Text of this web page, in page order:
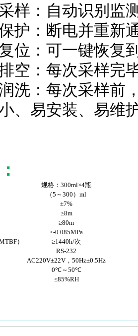
：自动识别监
：断电并重新通
：可一键恢复
：每次采样完毕
：每次采样前，
易安装、易维
：
规格：300ml×4瓶
（5～300）ml
±7%
≥8m
≥80m
≤-0.085MPa
）
≥1440h/次
RS-232
AC220V±22V，50Hz±0.5Hz
0℃～50℃
≤85%RH